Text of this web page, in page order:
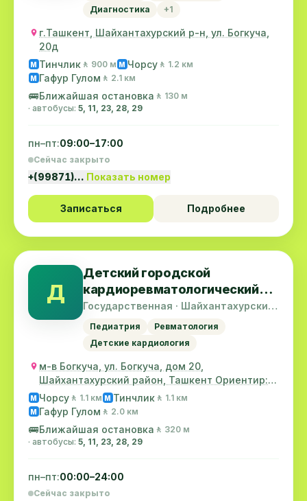
Диагностика
+1
г.Ташкент, Шайхантахурский р-н, ул. Богкуча,
20д
M Тинчлик 🚶 900 м M Чорсу 🚶 1.2 км
M Гафур Гулом 🚶 2.1 км
🚌Ближайшая остановка 🚶 130 м
· автобусы: 5, 11, 23, 28, 29
пн–пт:09:00–17:00
Сейчас закрыто
+(99871)… Показать номер
Записаться Подробнее
Д
Детский городской
кардиоревматологический
центр
Государственная · Шайхантахурский
Педиатрия
Ревматология
Детские кардиология
м-в Богкуча, ул. Богкуча, дом 20,
Шайхантахурский район, Ташкент Ориентир:
детский диагнос...
M Чорсу 🚶 1.1 км M Тинчлик 🚶 1.1 км
M Гафур Гулом 🚶 2.0 км
🚌Ближайшая остановка 🚶 320 м
· автобусы: 5, 11, 23, 28, 29
пн–пт:00:00–24:00
Сейчас закрыто